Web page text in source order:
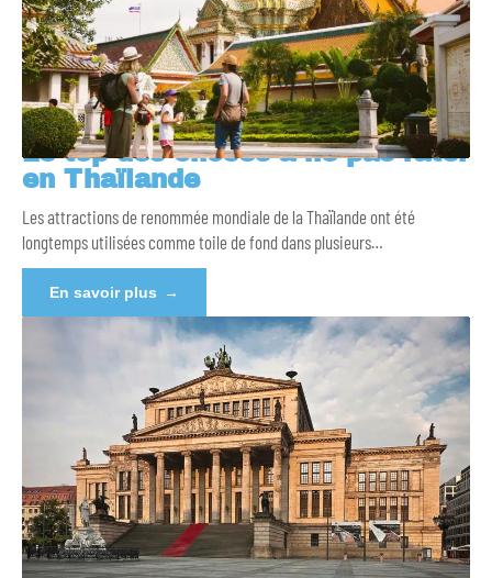
Le top des choses à ne pas rater
en Thaïlande
Les attractions de renommée mondiale de la Thaïlande ont été
longtemps utilisées comme toile de fond dans plusieurs…
En savoir plus